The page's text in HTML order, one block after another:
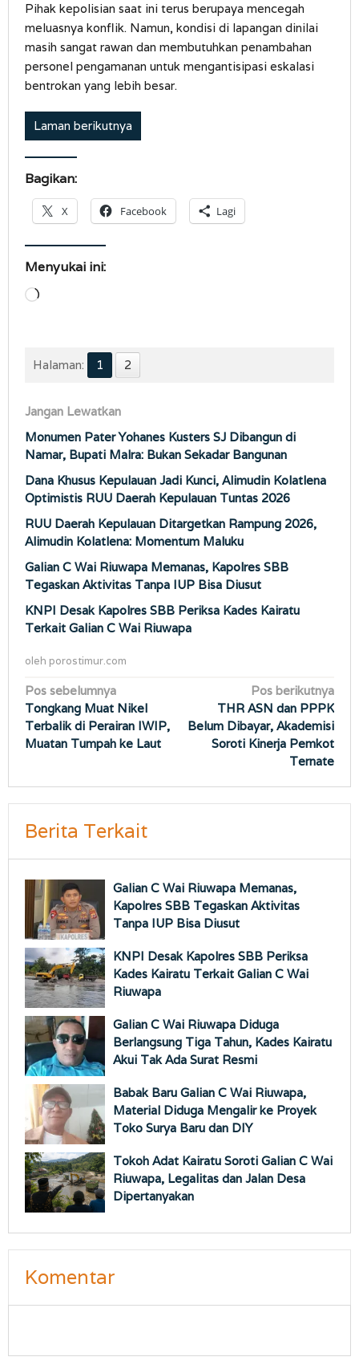
Pihak kepolisian saat ini terus berupaya mencegah
meluasnya konflik. Namun, kondisi di lapangan dinilai
masih sangat rawan dan membutuhkan penambahan
personel pengamanan untuk mengantisipasi eskalasi
bentrokan yang lebih besar.
Laman berikutnya
Bagikan:
X Facebook Lagi
Menyukai ini:
Memuat...
Halaman: 1 2
Jangan Lewatkan
Monumen Pater Yohanes Kusters SJ Dibangun di
Namar, Bupati Malra: Bukan Sekadar Bangunan
Dana Khusus Kepulauan Jadi Kunci, Alimudin Kolatlena
Optimistis RUU Daerah Kepulauan Tuntas 2026
RUU Daerah Kepulauan Ditargetkan Rampung 2026,
Alimudin Kolatlena: Momentum Maluku
Galian C Wai Riuwapa Memanas, Kapolres SBB
Tegaskan Aktivitas Tanpa IUP Bisa Diusut
KNPI Desak Kapolres SBB Periksa Kades Kairatu
Terkait Galian C Wai Riuwapa
oleh porostimur.com
Navigasi
pos
Pos sebelumnya
Tongkang Muat Nikel
Terbalik di Perairan IWIP,
Muatan Tumpah ke Laut
Pos berikutnya
THR ASN dan PPPK
Belum Dibayar, Akademisi
Soroti Kinerja Pemkot
Ternate
Berita Terkait
Galian C Wai Riuwapa Memanas,
Kapolres SBB Tegaskan Aktivitas
Tanpa IUP Bisa Diusut
KNPI Desak Kapolres SBB Periksa
Kades Kairatu Terkait Galian C Wai
Riuwapa
Galian C Wai Riuwapa Diduga
Berlangsung Tiga Tahun, Kades Kairatu
Akui Tak Ada Surat Resmi
Babak Baru Galian C Wai Riuwapa,
Material Diduga Mengalir ke Proyek
Toko Surya Baru dan DIY
Tokoh Adat Kairatu Soroti Galian C Wai
Riuwapa, Legalitas dan Jalan Desa
Dipertanyakan
Komentar